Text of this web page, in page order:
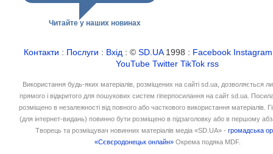
Читайте у наших новинах
Контакти : Послуги : Вхід : ©SD.UA1998 : Facebook Instagram
YouTube Twitter TikTok rss
Використання будь-яких матеріалів, розміщених на сайті sd.ua, дозволяється
прямого і відкритого для пошукових систем гіперпосилання на сайт sd.ua.
розміщено в незалежності від повного або часткового використання матеріалів.
(для інтернет-видань) повинно бути розміщено в підзаголовку або в першому
Творець та розміщувач новинних матеріалів медіа «SD.UA» -громадська
«Сєвєродонецьк онлайн» Окрема подяка MDF.